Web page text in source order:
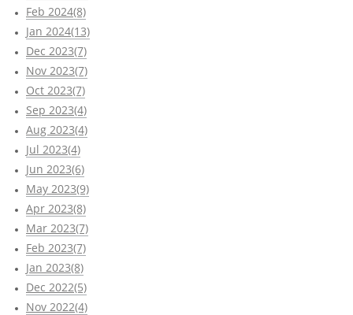
Feb 2024(8)
Jan 2024(13)
Dec 2023(7)
Nov 2023(7)
Oct 2023(7)
Sep 2023(4)
Aug 2023(4)
Jul 2023(4)
Jun 2023(6)
May 2023(9)
Apr 2023(8)
Mar 2023(7)
Feb 2023(7)
Jan 2023(8)
Dec 2022(5)
Nov 2022(4)